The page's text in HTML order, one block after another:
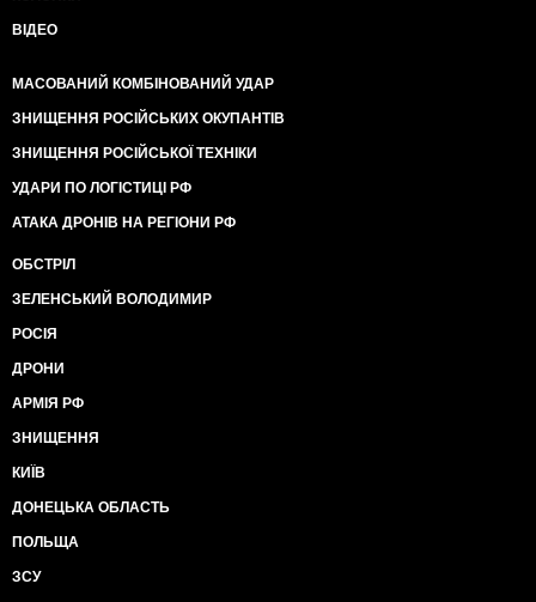
ВІДЕО
МАСОВАНИЙ КОМБІНОВАНИЙ УДАР
ЗНИЩЕННЯ РОСІЙСЬКИХ ОКУПАНТІВ
ЗНИЩЕННЯ РОСІЙСЬКОЇ ТЕХНІКИ
УДАРИ ПО ЛОГІСТИЦІ РФ
АТАКА ДРОНІВ НА РЕГІОНИ РФ
ОБСТРІЛ
ЗЕЛЕНСЬКИЙ ВОЛОДИМИР
РОСІЯ
ДРОНИ
АРМІЯ РФ
ЗНИЩЕННЯ
КИЇВ
ДОНЕЦЬКА ОБЛАСТЬ
ПОЛЬЩА
ЗСУ